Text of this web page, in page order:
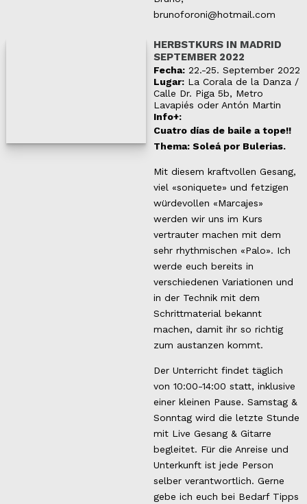
brunoforoni@hotmail.com
HERBSTKURS IN MADRID
SEPTEMBER 2022
Fecha:22.-25. September 2022
Lugar:La Corala de la Danza /
Calle Dr. Piga 5b, Metro
Lavapiés oder Antón Martin
Info+:
Cuatro días de baile a tope!!
Thema: Soleá por Bulerias.
Mit diesem kraftvollen Gesang,
viel «soniquete» und fetzigen
würdevollen «Marcajes»
werden wir uns im Kurs
vertrauter machen mit dem
sehr rhythmischen «Palo». Ich
werde euch bereits in
verschiedenen Variationen und
in der Technik mit dem
Schrittmaterial bekannt
machen, damit ihr so richtig
zum austanzen kommt.
Der Unterricht findet täglich
von 10:00-14:00 statt, inklusive
einer kleinen Pause. Samstag &
Sonntag wird die letzte Stunde
mit Live Gesang & Gitarre
begleitet. Für die Anreise und
Unterkunft ist jede Person
selber verantwortlich. Gerne
gebe ich euch bei Bedarf Tipps